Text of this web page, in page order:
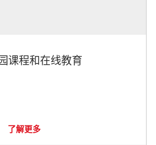
课程和在线教育
了解更多